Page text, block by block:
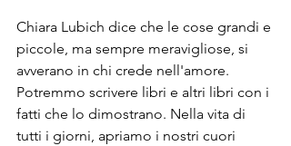
Chiara Lubich dice che le cose grandi e
piccole, ma sempre meravigliose, si
avverano in chi crede nell'amore.
Potremmo scrivere libri e altri libri con i
fatti che lo dimostrano. Nella vita di
tutti i giorni, apriamo i nostri cuori